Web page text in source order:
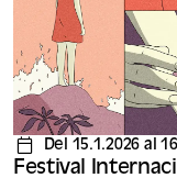
Del 15.1.2026 al
Festival